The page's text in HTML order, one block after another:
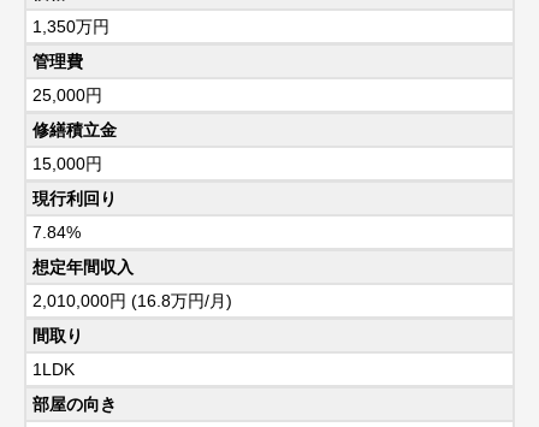
1,350万円
管理費
25,000円
修繕積立金
15,000円
現行利回り
7.84%
想定年間収入
2,010,000円 (16.8万円/月)
間取り
1LDK
部屋の向き